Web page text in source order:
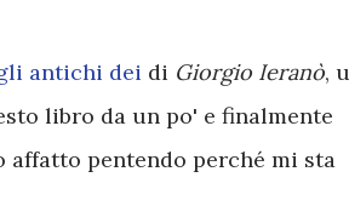
antichi dei di Giorgio Ieranò,
libro da un po' e finalmente
affatto pentendo perché mi sta